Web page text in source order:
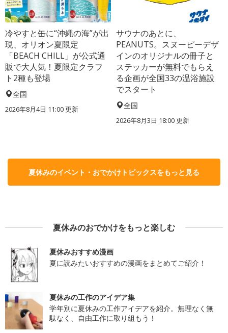
冷やすと缶に“沖縄の海”が出
現、オリオン夏限定
「BEACH CHILL」が公式通
販で大人気！夏限定クラフ
ト2種も登場
全国
2026年8月4日 11:00更新
サウナのあとに、
PEANUTS。スヌーピーデザ
インのオリジナルの冊子と
ステッカーが無料でもらえ
る企画が全国33の温浴施設
でスタート
全国
2026年8月3日 18:00更新
夏休みのイベント・おでかけトピックスをもっと見る
夏休みのおでかけをもっと楽しむ
夏休みおすすめ漫画
夏に読みたいおすすめの漫画をまとめてご紹介！
夏休みの工作のアイデア集
学年別に夏休みの工作アイデアを紹介。無理なく無
駄なく、自由工作に取り組もう！